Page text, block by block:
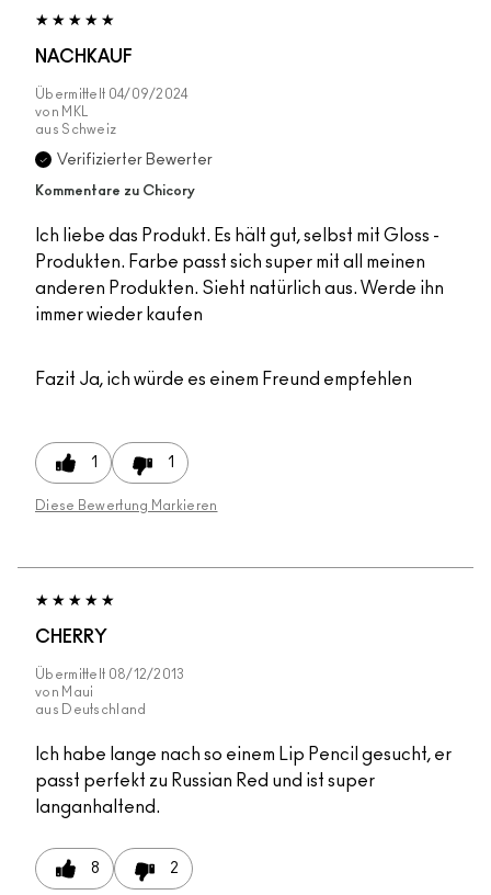
NACHKAUF
Übermittelt 04/09/2024
von MKL
aus Schweiz
Verifizierter Bewerter
Kommentare zu Chicory
Ich liebe das Produkt. Es hält gut, selbst mit Gloss -
Produkten. Farbe passt sich super mit all meinen
anderen Produkten. Sieht natürlich aus. Werde ihn
immer wieder kaufen
Fazit Ja, ich würde es einem Freund empfehlen
1 1
Diese Bewertung Markieren
CHERRY
Übermittelt 08/12/2013
von Maui
aus
Deutschland
Ich habe lange nach so einem Lip Pencil gesucht, er
passt perfekt zu Russian Red und ist super
langanhaltend.
8 2